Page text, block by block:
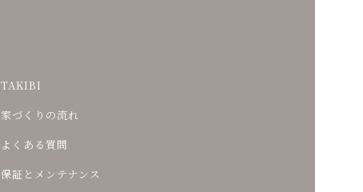
TAKIBI
家づくりの流れ
よくある質問
保証とメンテナンス